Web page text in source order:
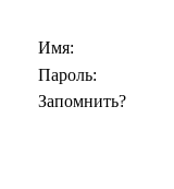
Имя:
Пароль:
Запомнить?